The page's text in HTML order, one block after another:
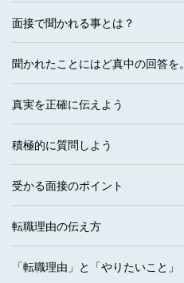
面接で聞かれる事とは？
聞かれたことにはど真中の回答を。
真実を正確に伝えよう
積極的に質問しよう
受かる面接のポイント
転職理由の伝え方
「転職理由」と「やりたいこと」